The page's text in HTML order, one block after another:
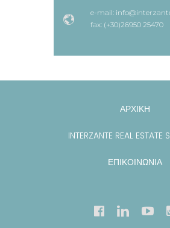
e-mail:
fax: (+30)26950 25470
ΑΡΧΙΚΗ
INTERZANTE REAL ESTATE
ΕΠΙΚΟΙΝΩΝΙΑ